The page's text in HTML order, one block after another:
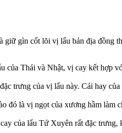
gìn cốt lõi vị lẩu bản địa đồng
Thái và Nhật, vị cay kết hợp
trưng của vị lẩu này. Cái hay
đó là vị ngọt của xương hầm làm
của lẩu Tứ Xuyên rất đặc trưng,